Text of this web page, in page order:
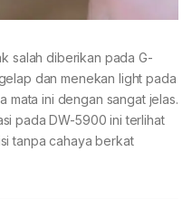
salah diberikan pada G-
dan menekan light pada
mata ini dengan sangat jelas.
pada DW-5900 ini terlihat
tanpa cahaya berkat